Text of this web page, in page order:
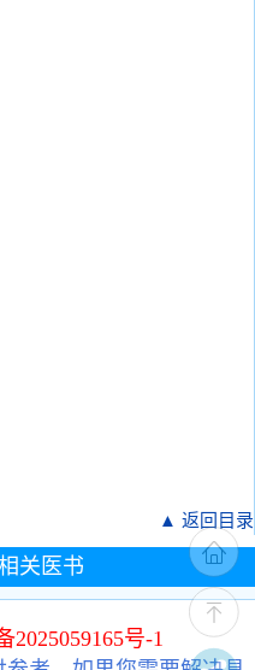
▲ 返回目录
关医书
2025059165号-1